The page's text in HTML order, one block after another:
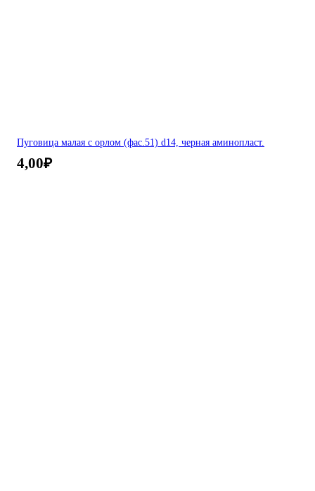
Пуговица малая с орлом (фас.51) d14, черная аминопласт.
4,00₽